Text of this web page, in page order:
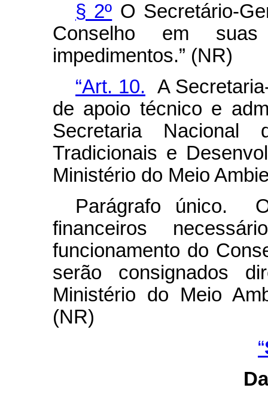
§ 2º O Secretário-
Conselho em
impedimentos.” (NR)
“Art. 10. A
de apoio técnico e
Secretaria Nacional
Tradicionais e
Ministério do Meio
Parágrafo único.
financeiros
funcionamento do
serão consignados
Ministério do Meio
(NR)
“